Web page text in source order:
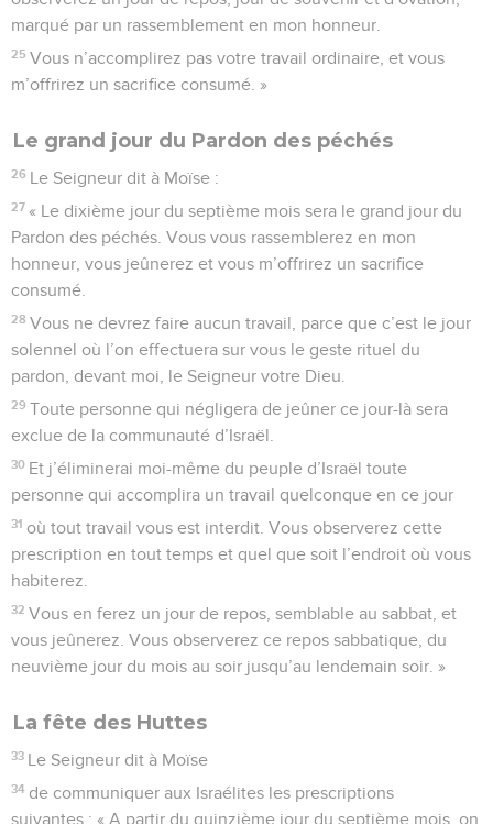
marqué par un rassemblement en mon honneur.
25 Vous n’accomplirez pas votre travail ordinaire, et vous
m’offrirez un sacrifice consumé. »
Le grand jour du Pardon des péchés
26 Le Seigneur dit à Moïse :
27 « Le dixième jour du septième mois sera le grand jour du
Pardon des péchés. Vous vous rassemblerez en mon
honneur, vous jeûnerez et vous m’offrirez un sacrifice
consumé.
28 Vous ne devrez faire aucun travail, parce que c’est le jour
solennel où l’on effectuera sur vous le geste rituel du
pardon, devant moi, le Seigneur votre Dieu.
29 Toute personne qui négligera de jeûner ce jour-là sera
exclue de la communauté d’Israël.
30 Et j’éliminerai moi-même du peuple d’Israël toute
personne qui accomplira un travail quelconque en ce jour
31 où tout travail vous est interdit. Vous observerez cette
prescription en tout temps et quel que soit l’endroit où vous
habiterez.
32 Vous en ferez un jour de repos, semblable au sabbat, et
vous jeûnerez. Vous observerez ce repos sabbatique, du
neuvième jour du mois au soir jusqu’au lendemain soir. »
La fête des Huttes
33 Le Seigneur dit à Moïse
34 de communiquer aux Israélites les prescriptions
suivantes : « A partir du quinzième jour du septième mois, on